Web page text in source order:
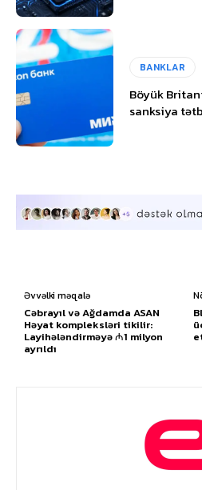
BANKLAR
Böyük
sanksiya
Əvvəlki məqalə
Cəbrayıl və Ağdamda ASAN
Həyat kompleksləri tikilir:
Layihələndirməyə ₼1 milyon
ayrıldı